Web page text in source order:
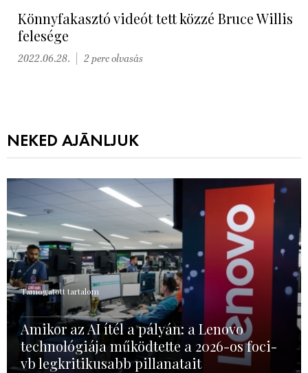
Könnyfakasztó videót tett közzé Bruce Willis
felesége
2022.06.28. 2 perc olvasás
NEKED AJÁNLJUK
Támogatott tartalom
Amikor az AI ítél a pályán: a Lenovo
technológiája működtette a 2026-os foci-
vb legkritikusabb pillanatait